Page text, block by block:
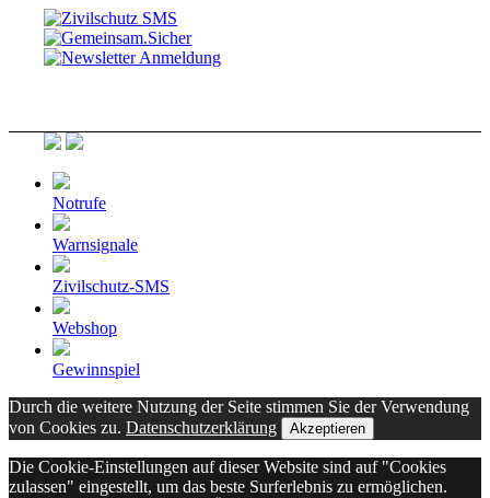
Notrufe
Warnsignale
Zivilschutz-SMS
Webshop
Gewinnspiel
Durch die weitere Nutzung der Seite stimmen Sie der Verwendung
von Cookies zu. Datenschutzerklärung Akzeptieren
Die Cookie-Einstellungen auf dieser Website sind auf "Cookies
zulassen" eingestellt, um das beste Surferlebnis zu ermöglichen.